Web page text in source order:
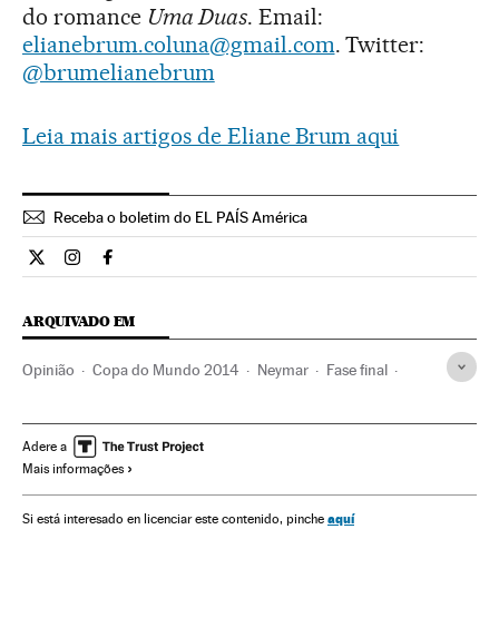
do romance Uma Duas. Email:
elianebrum.coluna@gmail.com. Twitter:
@brumelianebrum
Leia mais artigos de Eliane Brum aqui
Receba o boletim do EL PAÍS América
Opiniao El País Brasil en Twitter
Opiniao El País Brasil en Instagram
Opiniao El País Brasil en Facebook
ARQUIVADO EM
Opinião Copa do Mundo 2014 Neymar Fase final
Futebol Campeonato mundial
Competições
Problemas sociais Justiça Sociedade
Adere a
Mais informações
Si está interesado en licenciar este contenido, pinche aquí